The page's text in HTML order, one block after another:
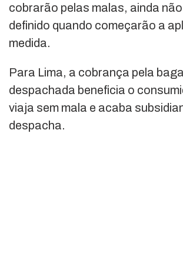
cobrarão pelas malas, ainda
definido quando começarão a
medida.
Para Lima, a cobrança pela
despachada beneficia o
viaja sem mala e acaba
despacha.